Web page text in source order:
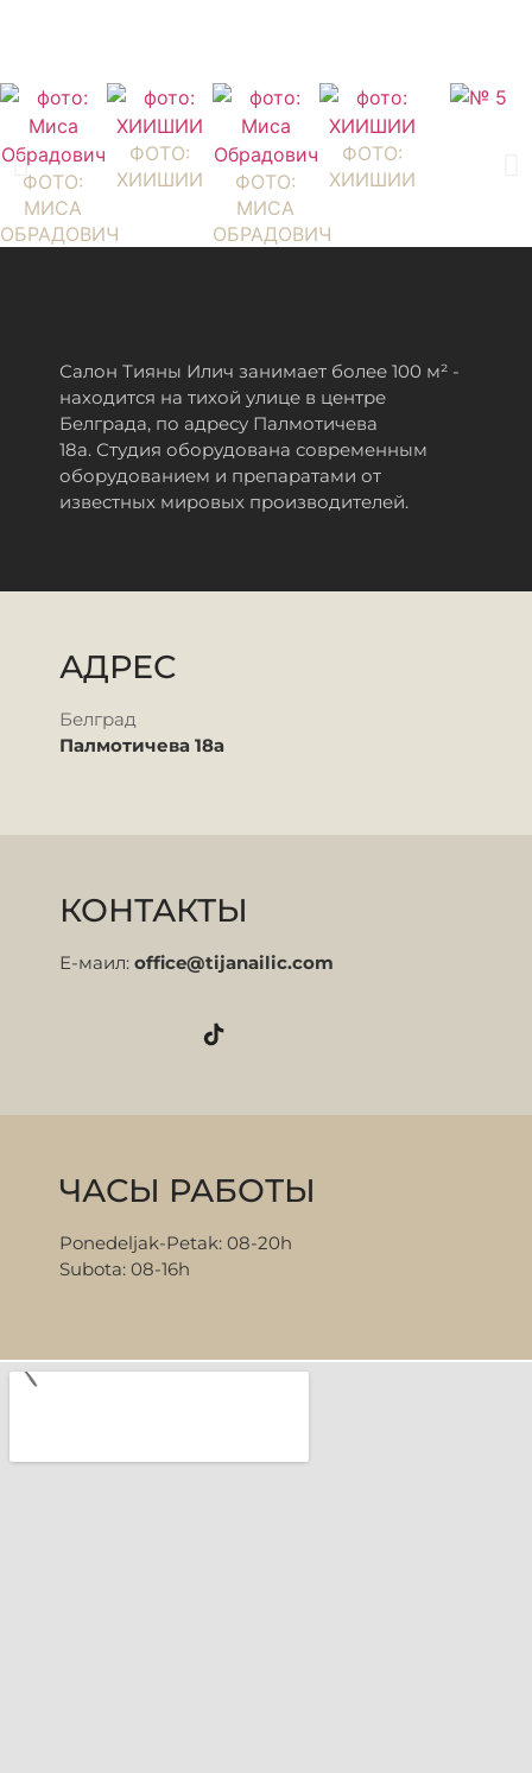
ФОТО:
МИСА
ОБРАДОВИЧ
ФОТО:
ХИИШИИ
ФОТО:
МИСА
ОБРАДОВИЧ
ФОТО:
ХИИШИИ
Салон Тияны Илич занимает более 100 м² -
находится на тихой улице в центре
Белграда, по адресу Палмотичева
18а. Студия оборудована современным
оборудованием и препаратами от
известных мировых производителей.
АДРЕС
Белград
Палмотичева 18а
КОНТАКТЫ
Е-маил: office@tijanailic.com
ЧАСЫ РАБОТЫ
Ponedeljak-Petak: 08-20h
Subota: 08-16h